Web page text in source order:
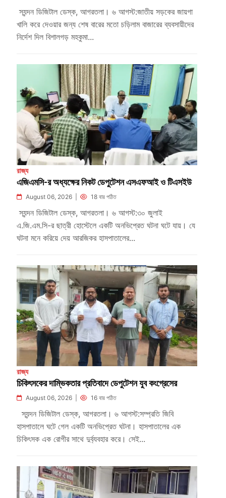
স্যন্দন ডিজিটাল ডেস্ক, আগরতলা। ৬ আগস্ট:জাতীয় সড়কের জায়গা
খালি করে দেওয়ার জন্য শেষ বারের মতো চড়িলাম বাজারের ব্যবসায়ীদের
নির্দেশ দিল বিশালগড় মহকুমা...
রাজ্য
এজিএমসি-র অধ্যক্ষের নিকট ডেপুটেশন এসএফআই ও টিএসইউ
August 06, 2026 | 18 বার পঠিত
স্যন্দন ডিজিটাল ডেস্ক, আগরতলা। ৬ আগস্ট:৩০ জুলাই
এ.জি.এম.সি-র ছাত্রী হোস্টেলে একটি অনভিপ্রেত ঘটনা ঘটে যায়। যে
ঘটনা মনে করিয়ে দেয় আরজিকর হাসপাতালের...
রাজ্য
চিকিৎসকের দাম্ভিকতার প্রতিবাদে ডেপুটেশন যুব কংগ্রেসের
August 06, 2026 | 16 বার পঠিত
স্যন্দন ডিজিটাল ডেস্ক, আগরতলা। ৬ আগস্ট:সম্প্রতি জিবি
হাসপাতালে ঘটে গেল একটি অনভিপ্রেত ঘটনা। হাসপাতালের এক
চিকিৎসক এক রোগীর সাথে দুর্ব্যবহার করে। সেই...